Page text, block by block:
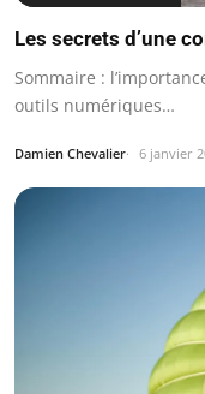
Les secrets d’une
Sommaire :
outils numériques…
Damien Chevalier 6 janvier